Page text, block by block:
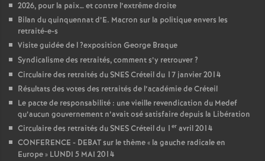
2026, pour la paix… et contre l’extrême droite
Bilan du quinquennat d’E. Macron sur la politique envers les
retraité-e-s
Visite guidée de l?exposition George Braque
Syndicalisme des retraités, comment s’y retrouver?
Circulaire des retraités duSNESCréteil du 17 janvier 2014
Résultats des votes des retraités de l’académie de Créteil
Le pacte de responsabilité : une vieille revendication du Medef
qu’aucun gouvernement n’avait osé satisfaire depuis la Libération
Circulaire des retraités duSNESCréteil du 1 er avril 2014
CONFERENCE - DEBATsur le thème « la gauche radicale en
Europe» LUNDI 5 MAI 2014